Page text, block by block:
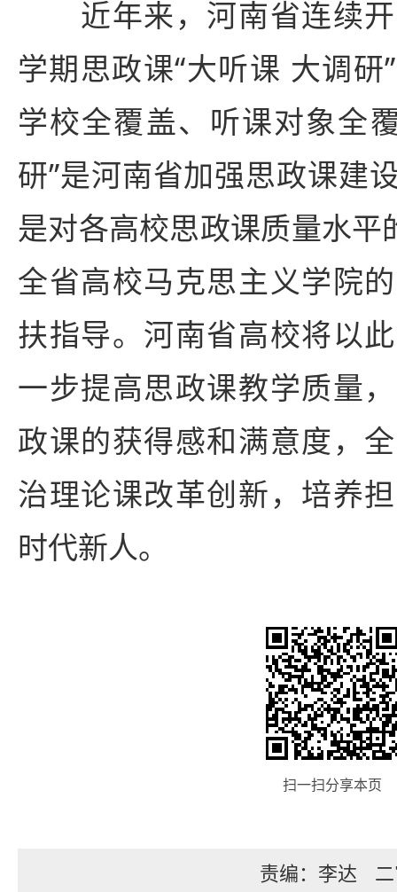
近年来，河南省连续开
学期思政课“大听课 大调
学校全覆盖、听课对象全
研”是河南省加强思政课建
是对各高校思政课质量水平
全省高校马克思主义学院
扶指导。河南省高校将以
一步提高思政课教学质量
政课的获得感和满意度，
治理论课改革创新，培养
时代新人。
扫一扫分享本页
责编：李达